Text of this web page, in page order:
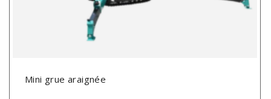
Mini grue araignée